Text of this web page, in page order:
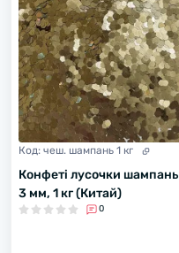
Код: чеш. шампань 1 кг
Конфеті лусочки шампань
3 мм, 1 кг (Китай)
0